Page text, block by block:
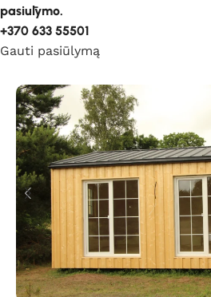
pasiūlymo.
+370 633 55501
Gauti pasiūlymą